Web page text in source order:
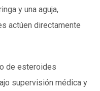
y una aguja,
actúen directamente
de esteroides
supervisión médica y